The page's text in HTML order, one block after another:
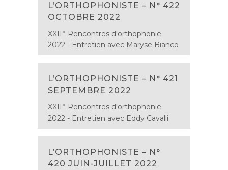
L’ORTHOPHONISTE – N° 422
OCTOBRE 2022
XXII° Rencontres d'orthophonie
2022 - Entretien avec Maryse Bianco
L’ORTHOPHONISTE – N° 421
SEPTEMBRE 2022
XXII° Rencontres d'orthophonie
2022 - Entretien avec Eddy Cavalli
L’ORTHOPHONISTE – N°
420 JUIN-JUILLET 2022